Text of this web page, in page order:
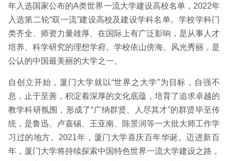
年入选国家公布的A类世界一流大学建设高校名单，2022年
入选第二轮“双一流”建设高校及建设学科名单。学校学科门
类齐全、师资力量雄厚、在国际上有广泛影响，是从事人才
培养、科学研究的理想学府。学校依山傍海、风光秀丽，是
公认的中国最美丽的大学之一。
自创立开始，厦门大学就以“世界之大学”为目标，自强不
息，止于至善，积淀着深厚的文化底蕴，培育了追求卓越的
教学科研氛围，形成了“广纳群贤、人尽其才”的群贤毕至传
统，是鲁迅、卢嘉锡、王亚南、陈景润等一大批大师工作学
习过的地方。2021年，厦门大学喜庆百年华诞。迈进新百
年，厦门大学将持续探索中国特色世界一流大学建设之路，